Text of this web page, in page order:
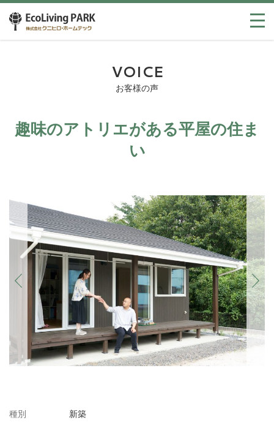
VOICE
お客様の声
趣味のアトリエがある平屋の住ま
い
Previous Next
種別 新築